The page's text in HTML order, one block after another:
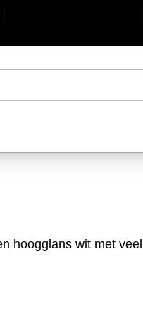
hoogglans wit met